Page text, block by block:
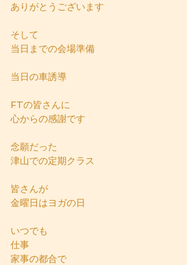
ありがとうございます
そして
当日までの会場準備
当日の車誘導
FTの皆さんに
心からの感謝です
念願だった
津山での定期クラス
皆さんが
金曜日はヨガの日
いつでも
仕事
家事の都合で